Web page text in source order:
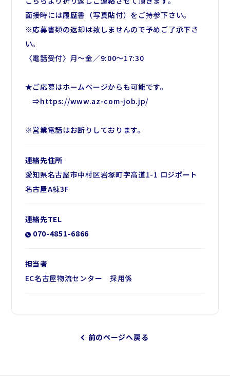
面接時には履歴書（写真貼付）をご持参下さい。
※応募書類の返却は致しませんので予めご了承下さ
い。
〈電話受付〉月～金／9:00～17:30
★ご応募はホームページからも可能です。
⇒https://www.az-com-job.jp/
※営業電話はお断りしております。
連絡先住所
愛知県名古屋市中村区岩塚町字高道1-1 ロジポート
名古屋A棟3F
連絡先TEL
070-4851-6866
担当者
EC名古屋物流センター 採用係
前のページへ戻る